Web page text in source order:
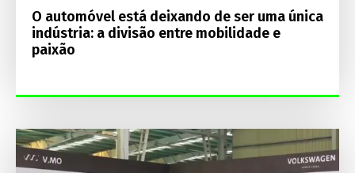
O automóvel está deixando de ser uma única
indústria: a divisão entre mobilidade e
paixão